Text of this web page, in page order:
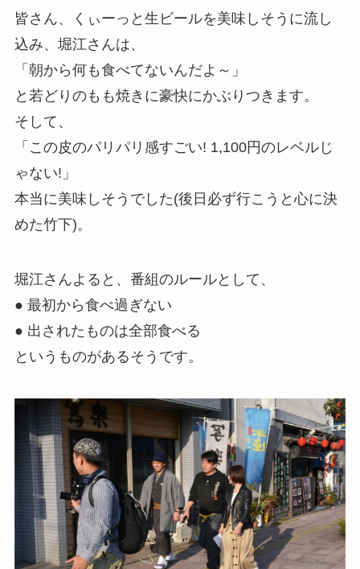
皆さん、くぃーっと生ビールを美味しそうに流し
込み、堀江さんは、
「朝から何も食べてないんだよ～」
と若どりのもも焼きに豪快にかぶりつきます。
そして、
「この皮のパリパリ感すごい! 1,100円のレベルじ
ゃない!」
本当に美味しそうでした(後日必ず行こうと心に決
めた竹下)。
堀江さんよると、番組のルールとして、
● 最初から食べ過ぎない
● 出されたものは全部食べる
というものがあるそうです。